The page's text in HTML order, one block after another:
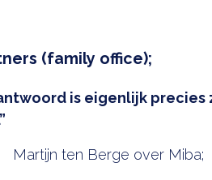
(family office);
is eigenlijk precies
Martijn ten Berge over Miba;